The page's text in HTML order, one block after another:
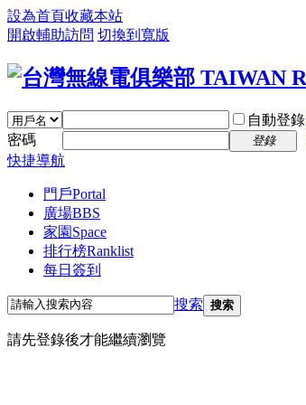
設為首頁收藏本站
開啟輔助訪問 切換到寬版
自動登錄
密碼
登錄
快捷導航
門戶Portal
廣場BBS
家園 Space
排行榜Ranklist
每日簽到
搜索 搜索
請先登錄後才能繼續瀏覽